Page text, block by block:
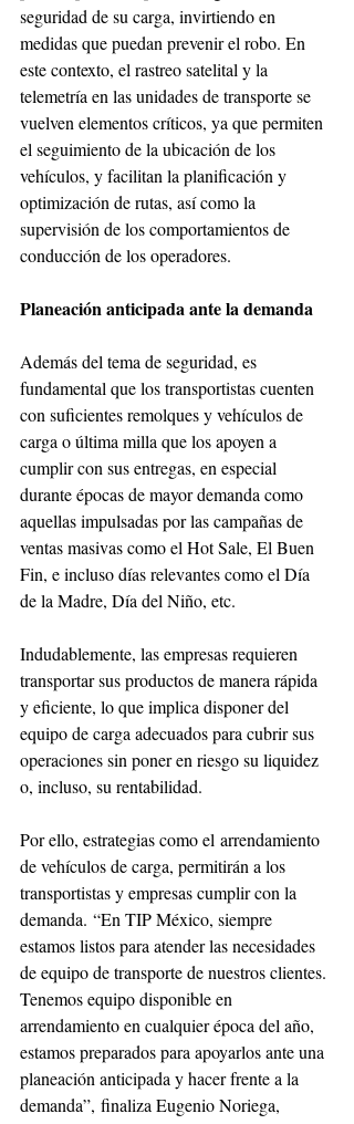
seguridad de su carga, invirtiendo en
medidas que puedan prevenir el robo. En
este contexto, el rastreo satelital y la
telemetría en las unidades de transporte se
vuelven elementos críticos, ya que permiten
el seguimiento de la ubicación de los
vehículos, y facilitan la planificación y
optimización de rutas, así como la
supervisión de los comportamientos de
conducción de los operadores.
Planeación anticipada ante la demanda
Además del tema de seguridad, es
fundamental que los transportistas cuenten
con suficientes remolques y vehículos de
carga o última milla que los apoyen a
cumplir con sus entregas, en especial
durante épocas de mayor demanda como
aquellas impulsadas por las campañas de
ventas masivas como el Hot Sale, El Buen
Fin, e incluso días relevantes como el Día
de la Madre, Día del Niño, etc.
Indudablemente, las empresas requieren
transportar sus productos de manera rápida
y eficiente, lo que implica disponer del
equipo de carga adecuados para cubrir sus
operaciones sin poner en riesgo su liquidez
o, incluso, su rentabilidad.
Por ello, estrategias como el arrendamiento
de vehículos de carga, permitirán a los
transportistas y empresas cumplir con la
demanda. “En TIP México, siempre
estamos listos para atender las necesidades
de equipo de transporte de nuestros clientes.
Tenemos equipo disponible en
arrendamiento en cualquier época del año,
estamos preparados para apoyarlos ante una
planeación anticipada y hacer frente a la
demanda”, finaliza Eugenio Noriega,